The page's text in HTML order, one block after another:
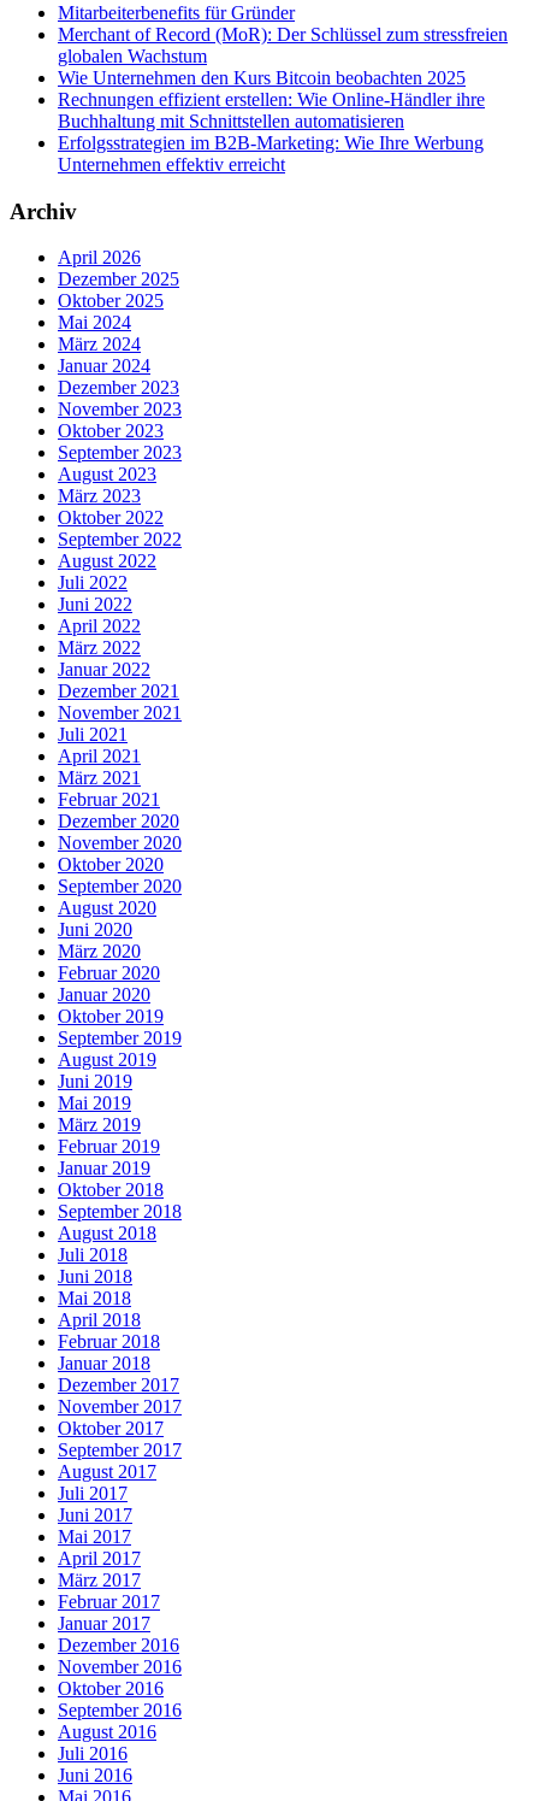
Mitarbeiterbenefits für Gründer
Merchant of Record (MoR): Der Schlüssel zum stressfreien
globalen Wachstum
Wie Unternehmen den Kurs Bitcoin beobachten 2025
Rechnungen effizient erstellen: Wie Online-Händler ihre
Buchhaltung mit Schnittstellen automatisieren
Erfolgsstrategien im B2B-Marketing: Wie Ihre Werbung
Unternehmen effektiv erreicht
Archiv
April 2026
Dezember 2025
Oktober 2025
Mai 2024
März 2024
Januar 2024
Dezember 2023
November 2023
Oktober 2023
September 2023
August 2023
März 2023
Oktober 2022
September 2022
August 2022
Juli 2022
Juni 2022
April 2022
März 2022
Januar 2022
Dezember 2021
November 2021
Juli 2021
April 2021
März 2021
Februar 2021
Dezember 2020
November 2020
Oktober 2020
September 2020
August 2020
Juni 2020
März 2020
Februar 2020
Januar 2020
Oktober 2019
September 2019
August 2019
Juni 2019
Mai 2019
März 2019
Februar 2019
Januar 2019
Oktober 2018
September 2018
August 2018
Juli 2018
Juni 2018
Mai 2018
April 2018
Februar 2018
Januar 2018
Dezember 2017
November 2017
Oktober 2017
September 2017
August 2017
Juli 2017
Juni 2017
Mai 2017
April 2017
März 2017
Februar 2017
Januar 2017
Dezember 2016
November 2016
Oktober 2016
September 2016
August 2016
Juli 2016
Juni 2016